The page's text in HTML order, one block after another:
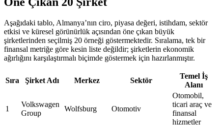
Aşağıdaki tablo, Almanya’nın ciro, piyasa değeri, istihdam, sektör
etkisi ve küresel görünürlük açısından öne çıkan büyük
şirketlerinden seçilmiş 20 örneği göstermektedir. Sıralama, tek bir
finansal metriğe göre kesin liste değildir; şirketlerin ekonomik
ağırlığını karşılaştırmalı biçimde göstermek için hazırlanmıştır.
Sıra Şirket Adı Merkez Sektör
Temel İş
Alanı
1
Volkswagen
Group
Wolfsburg Otomotiv
Otomobil,
ticari araç ve
finansal
hizmetler